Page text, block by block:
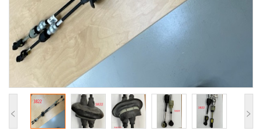
< >